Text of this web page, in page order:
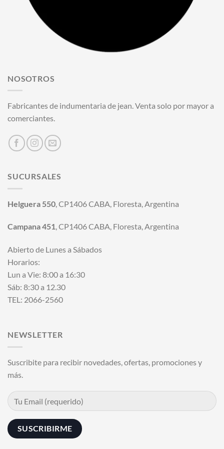
NOSOTROS
Fabricantes de indumentaria de jean. Venta solo por mayor a
comerciantes.
SUCURSALES
Helguera 550 , CP1406 CABA, Floresta, Argentina
Campana 451, CP1406 CABA, Floresta, Argentina
Abierto de Lunes a Sábados
Horarios:
Lun a Vie: 8:00 a 16:30
Sáb: 8:30 a 12.30
TEL: 2066-2560
NEWSLETTER
Suscribite para recibir novedades, ofertas, promociones y
más.